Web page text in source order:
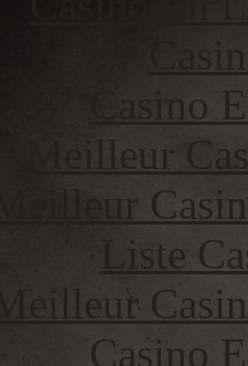
Casino
Meilleur
Meilleur
Liste
Meilleur
Casino